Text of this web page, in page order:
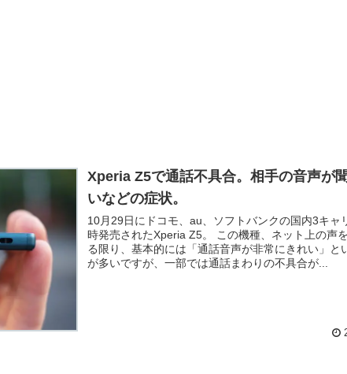
Xperia Z5で通話不具合。相手の音声が
いなどの症状。
10月29日にドコモ、au、ソフトバンクの国内3キャ
時発売されたXperia Z5。 この機種、ネット上の声
る限り、基本的には「通話音声が非常にきれい」と
が多いですが、一部では通話まわりの不具合が...